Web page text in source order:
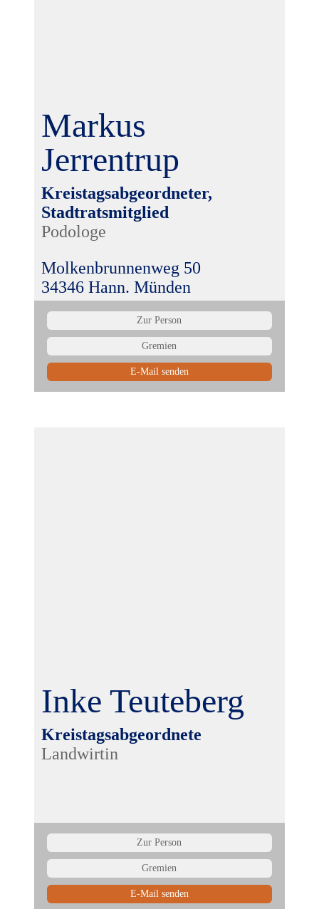
Markus
Jerrentrup
Kreistagsabgeordneter,
Stadtratsmitglied
Podologe
Molkenbrunnenweg 50
34346 Hann. Münden
Zur Person
Gremien
E-Mail senden
Inke Teuteberg
Kreistagsabgeordnete
Landwirtin
Zur Person
Gremien
E-Mail senden